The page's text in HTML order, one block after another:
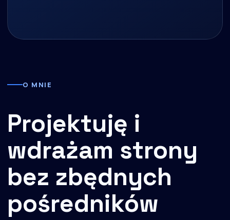
O MNIE
Projektuję i
wdrażam strony
bez zbędnych
pośredników